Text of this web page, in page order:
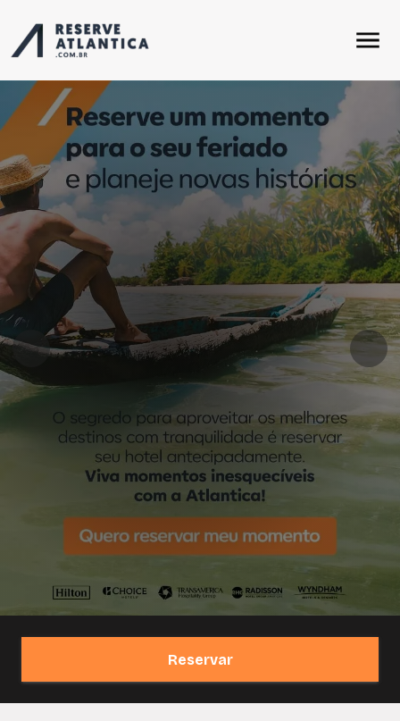
Reservar